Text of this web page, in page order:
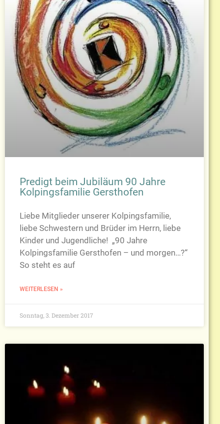
Predigt beim Jubiläum 90 Jahre
Kolpingsfamilie Gersthofen
Liebe Mitglieder unserer Kolpingsfamilie,
liebe Schwestern und Brüder im Herrn, liebe
Kinder und Jugendliche! „90 Jahre
Kolpingsfamilie Gersthofen – und morgen…?“
So steht es auf
WEITERLESEN »
Sonntag, 3. Dezember 2017